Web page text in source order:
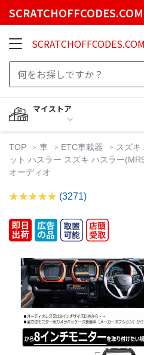
SCRATCHOFFCODES.COM
SCRATCHOFFCODES.COM
マイストア
TOP 車 ETC車載器
スズキ
ット ハスラー スズキ ハスラー
オーディオ
(3271)